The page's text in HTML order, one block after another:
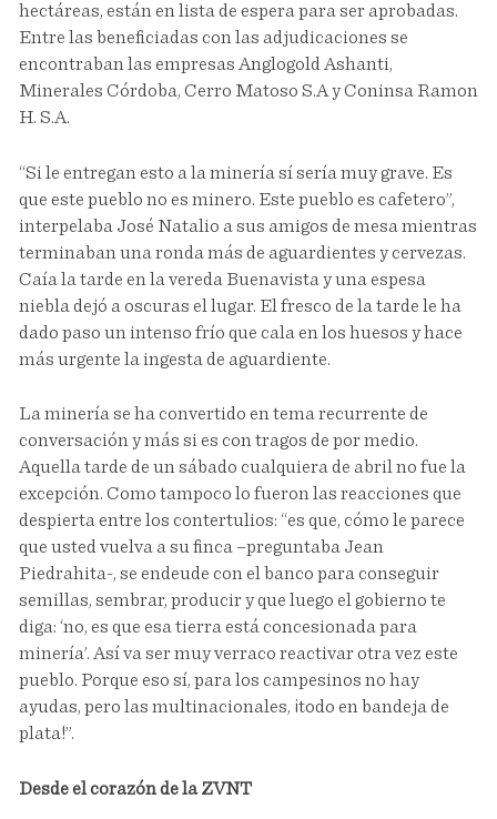
hectáreas, están en lista de espera para ser aprobadas.
Entre las beneficiadas con las adjudicaciones se
encontraban las empresas Anglogold Ashanti,
Minerales Córdoba, Cerro Matoso S.A y Coninsa Ramon
H. S.A.
“Si le entregan esto a la minería sí sería muy grave. Es
que este pueblo no es minero. Este pueblo es cafetero”,
interpelaba José Natalio a sus amigos de mesa mientras
terminaban una ronda más de aguardientes y cervezas.
Caía la tarde en la vereda Buenavista y una espesa
niebla dejó a oscuras el lugar. El fresco de la tarde le ha
dado paso un intenso frío que cala en los huesos y hace
más urgente la ingesta de aguardiente.
La minería se ha convertido en tema recurrente de
conversación y más si es con tragos de por medio.
Aquella tarde de un sábado cualquiera de abril no fue la
excepción. Como tampoco lo fueron las reacciones que
despierta entre los contertulios: “es que, cómo le parece
que usted vuelva a su finca –preguntaba Jean
Piedrahita-, se endeude con el banco para conseguir
semillas, sembrar, producir y que luego el gobierno te
diga: ‘no, es que esa tierra está concesionada para
minería’. Así va ser muy verraco reactivar otra vez este
pueblo. Porque eso sí, para los campesinos no hay
ayudas, pero las multinacionales, ¡todo en bandeja de
plata!”.
Desde el corazón de la ZVNT